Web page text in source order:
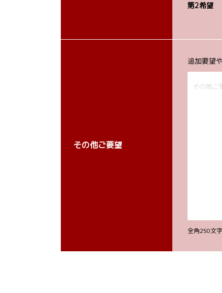
第2希望
その他ご要望
追加要望
全角250文